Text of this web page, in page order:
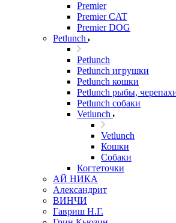
Premier
Premier CAT
Premier DOG
Petlunch
Petlunch
Petlunch игрушки
Petlunch кошки
Petlunch рыбы,
Petlunch собаки
Vetlunch
Vetlunch
Кошки
Собаки
Когтеточки
АЙ НИКА
Александрит
ВИНЧИ
Гавриш Н.Г.